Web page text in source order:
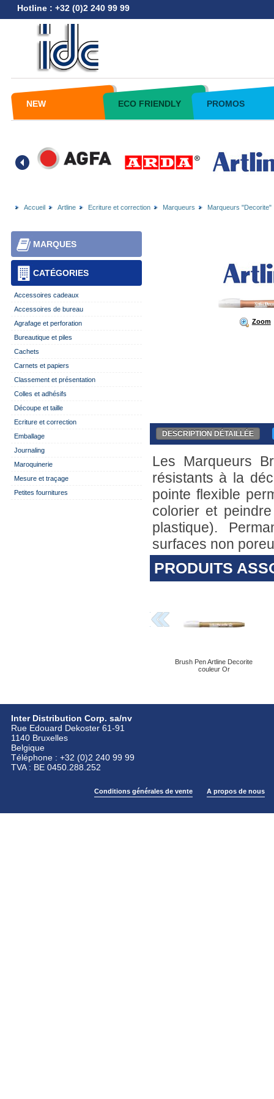
Hotline : +32 (0)2 240 99 99
NEW ECO FRIENDLY PROMOS
Accueil Artline Ecriture et correction Marqueurs Marqueurs "Decorite"
CATÉGORIES
MARQUES
Accessoires cadeaux
Accessoires de bureau
Agrafage et perforation
Bureautique et piles
Cachets
Carnets et papiers
Classement et présentation
Colles et adhésifs
Découpe et taille
Ecriture et correction
Emballage
Journaling
Maroquinerie
Mesure et traçage
Petites fournitures
Zoom
DESCRIPTION DÉTAILLÉE
Les Marqueurs
résistants à la
pointe flexible
colorier et
plastique).
surfaces non
PRODUITS
Brush Pen Artline Decorite
couleur Or
Inter Distribution Corp. sa/nv
Rue Edouard Dekoster 61-91
1140 Bruxelles
Belgique
Téléphone : +32 (0)2 240 99 99
TVA : BE 0450.288.252
Conditions générales de vente A propos de nous